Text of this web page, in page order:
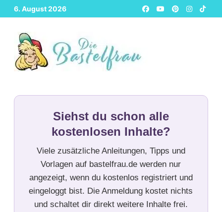
Zurück
zum
Inhalt
6. August 2026
Siehst du schon alle
kostenlosen Inhalte?
Viele zusätzliche Anleitungen, Tipps und
Vorlagen auf bastelfrau.de werden nur
angezeigt, wenn du kostenlos registriert und
eingeloggt bist. Die Anmeldung kostet nichts
und schaltet dir direkt weitere Inhalte frei.